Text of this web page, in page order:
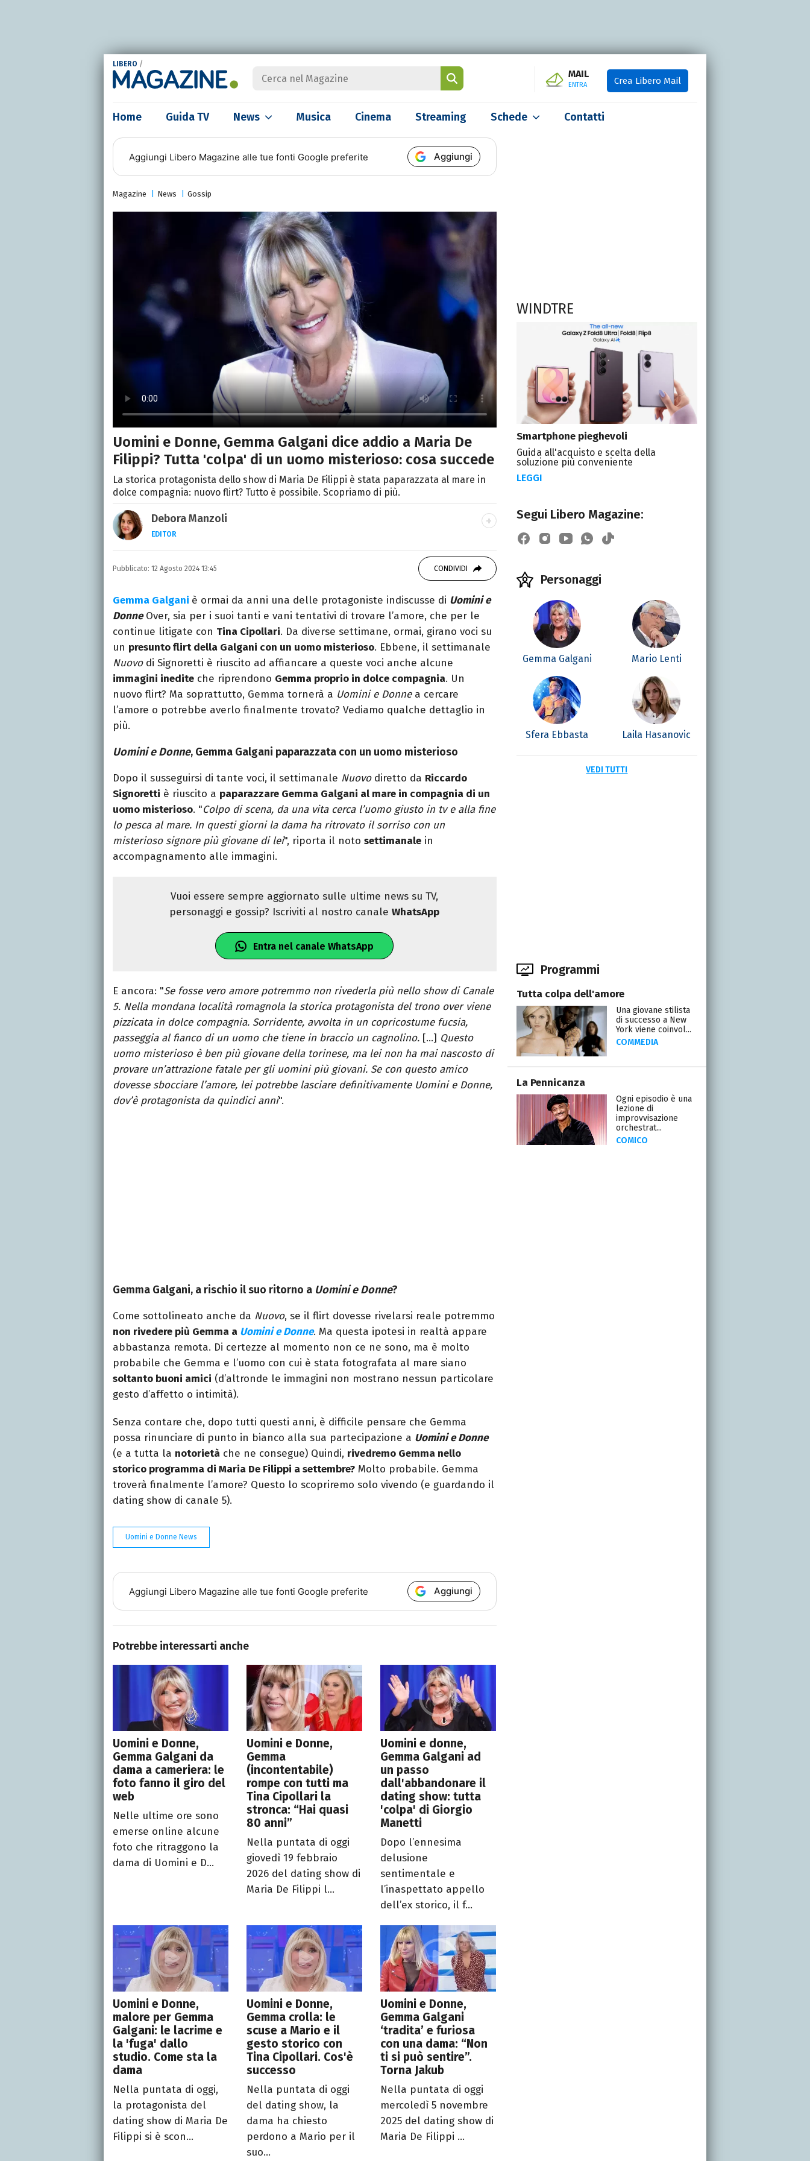
LIBERO /
MAIL
ENTRA Crea Libero Mail
Home Guida TV News Musica Cinema Streaming Schede Contatti
Aggiungi Libero Magazine alle tue fonti Google preferite Aggiungi
Magazine News Gossip
Uomini e Donne, Gemma Galgani dice addio a Maria De
Filippi? Tutta 'colpa' di un uomo misterioso: cosa succede
La storica protagonista dello show di Maria De Filippi è stata paparazzata al mare in
dolce compagnia: nuovo flirt? Tutto è possibile. Scopriamo di più.
Debora Manzoli
EDITOR
LINKEDIN
INSTAGRAM FACEBOOK SITO
Scrittrice, copywriter, editor e pubblicista mantovana, laureata in
Lettere, Cinema e Tv. Ha due libri all’attivo e ama la scrittura alla
follia.
Pubblicato: 12 Agosto 2024 13:45 CONDIVIDI
Gemma Galgani è ormai da anni una delle protagoniste indiscusse di Uomini e
DonneOver, sia per i suoi tanti e vani tentativi di trovare l’amore, che per le
continue litigate con Tina Cipollari. Da diverse settimane, ormai, girano voci su
un presunto flirt della Galgani con un uomo misterioso. Ebbene, il settimanale
Nuovodi Signoretti è riuscito ad affiancare a queste voci anche alcune
immagini inedite che riprendono Gemma proprio in dolce compagnia. Un
nuovo flirt? Ma soprattutto, Gemma tornerà a Uomini e Donnea cercare
l’amore o potrebbe averlo finalmente trovato? Vediamo qualche dettaglio in
più.
Uomini e Donne, Gemma Galgani paparazzata con un uomo misterioso
Dopo il susseguirsi di tante voci, il settimanale Nuovodiretto da Riccardo
Signoretti è riuscito a paparazzare Gemma Galgani al mare in compagnia di un
uomo misterioso. "Colpo di scena, da una vita cerca l’uomo giusto in tv e alla fine
lo pesca al mare. In questi giorni la dama ha ritrovato il sorriso con un
misterioso signore più giovane di lei", riporta il noto settimanale in
accompagnamento alle immagini.
Vuoi essere sempre aggiornato sulle ultime news su TV,
personaggi e gossip? Iscriviti al nostro canaleWhatsApp
Entra nel canale WhatsApp
E ancora: "Se fosse vero amore potremmo non rivederla più nello show di Canale
5. Nella mondana località romagnola la storica protagonista del trono over viene
pizzicata in dolce compagnia. Sorridente, avvolta in un copricostume fucsia,
passeggia al fianco di un uomo che tiene in braccio un cagnolino. […] Questo
uomo misterioso è ben più giovane della torinese, ma lei non ha mai nascosto di
provare un’attrazione fatale per gli uomini più giovani. Se con questo amico
dovesse sbocciare l’amore, lei potrebbe lasciare definitivamente Uomini e Donne,
dov’è protagonista da quindici anni".
Gemma Galgani, a rischio il suo ritorno a Uomini e Donne?
Come sottolineato anche da Nuovo, se il flirt dovesse rivelarsi reale potremmo
non rivedere più Gemma a Uomini e Donne. Ma questa ipotesi in realtà appare
abbastanza remota. Di certezze al momento non ce ne sono, ma è molto
probabile che Gemma e l’uomo con cui è stata fotografata al mare siano
soltanto buoni amici (d’altronde le immagini non mostrano nessun particolare
gesto d’affetto o intimità).
Senza contare che, dopo tutti questi anni, è difficile pensare che Gemma
possa rinunciare di punto in bianco alla sua partecipazione a Uomini e Donne
(e a tutta la notorietà che ne consegue) Quindi, rivedremo Gemma nello
storico programma di Maria De Filippi a settembre? Molto probabile. Gemma
troverà finalmente l’amore? Questo lo scopriremo solo vivendo (e guardando il
dating show di canale 5).
Uomini e Donne News
Aggiungi Libero Magazine alle tue fonti Google preferite Aggiungi
Potrebbe interessarti anche
Uomini e Donne,
Gemma Galgani da
dama a cameriera: le
foto fanno il giro del
web
Nelle ultime ore sono
emerse online alcune
foto che ritraggono la
dama di Uomini e D...
Uomini e Donne,
Gemma
(incontentabile)
rompe con tutti ma
Tina Cipollari la
stronca: “Hai quasi
80 anni”
Nella puntata di oggi
giovedì 19 febbraio
2026 del dating show di
Maria De Filippi l...
Uomini e donne,
Gemma Galgani ad
un passo
dall'abbandonare il
dating show: tutta
'colpa' di Giorgio
Manetti
Dopo l’ennesima
delusione
sentimentale e
l’inaspettato appello
dell’ex storico, il f...
Uomini e Donne,
malore per Gemma
Galgani: le lacrime e
la 'fuga' dallo
studio. Come sta la
dama
Nella puntata di oggi,
la protagonista del
dating show di Maria De
Filippi si è scon...
Uomini e Donne,
Gemma crolla: le
scuse a Mario e il
gesto storico con
Tina Cipollari. Cos'è
successo
Nella puntata di oggi
del dating show, la
dama ha chiesto
perdono a Mario per il
suo...
Uomini e Donne,
Gemma Galgani
‘tradita’ e furiosa
con una dama: “Non
ti si può sentire”.
Torna Jakub
Nella puntata di oggi
mercoledì 5 novembre
2025 del dating show di
Maria De Filippi ...
WINDTRE
Smartphone pieghevoli
Guida all'acquisto e scelta della
soluzione più conveniente
LEGGI
Segui Libero Magazine:
Personaggi
Gemma Galgani Mario Lenti
Sfera Ebbasta Laila Hasanovic
VEDI TUTTI
Programmi
Tutta colpa dell'amore
Una giovane stilista
di successo a New
York viene coinvol...
COMMEDIA
La Pennicanza
Ogni episodio è una
lezione di
improvvisazione
orchestrat...
COMICO